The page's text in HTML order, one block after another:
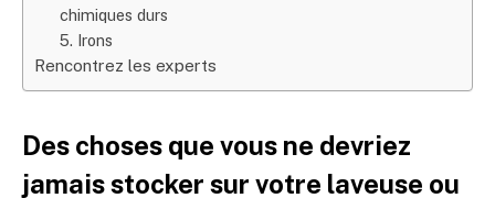
chimiques durs
5. Irons
Rencontrez les experts
Des choses que vous ne devriez
jamais stocker sur votre laveuse ou